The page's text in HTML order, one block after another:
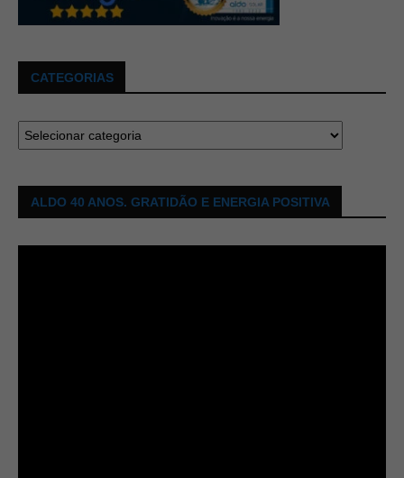
CATEGORIAS
ALDO 40 ANOS. GRATIDÃO E ENERGIA POSITIVA